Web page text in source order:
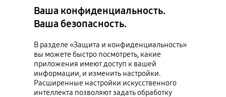
Ваша конфиденциальность.
Ваша безопасность.
В разделе «Защита и конфиденциальность»
вы можете быстро посмотреть, какие
приложения имеют доступ к вашей
информации, и изменить настройки.
Расширенные настройки искусственного
интеллекта позволяют задать обработку